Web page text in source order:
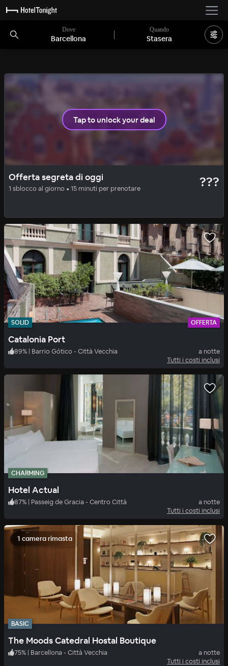
Dove
Barcellona
Quando
Stasera
LUXE
Ohla Barcelona 5*
Tap to unlock your deal
Offerta segreta di oggi
1 sblocco al giorno • 15 minuti per prenotare ???
SOLID OFFERTA
Catalonia Port
89% | Barrio Gótico - Città Vecchia
a notte
Tutti i costi inclusi
CHARMING
Hotel Actual
87% | Passeig de Gracia - Centro Città
a notte
Tutti i costi inclusi
1 camera rimasta
BASIC
The Moods Catedral Hostal Boutique
75% | Barcellona - Città Vecchia
a notte
Tutti i costi inclusi